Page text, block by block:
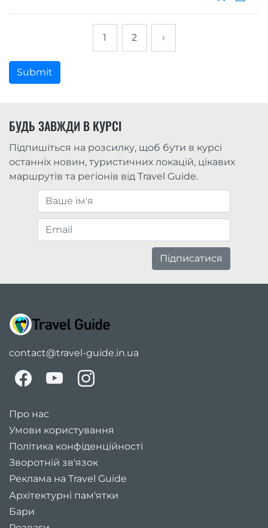
1 2 ›
Submit
БУДЬ ЗАВЖДИ В КУРСІ
Підпишіться на розсилку, щоб бути в курсі
останніх новин, туристичних локацій, цікавих
маршрутів та регіонів від Travel Guide.
Підписатися
contact@travel-guide.in.ua
Про нас
Умови користування
Політика конфіденційності
Зворотній зв'язок
Реклама на Travel Guide
Архітектурні пам'ятки
Бари